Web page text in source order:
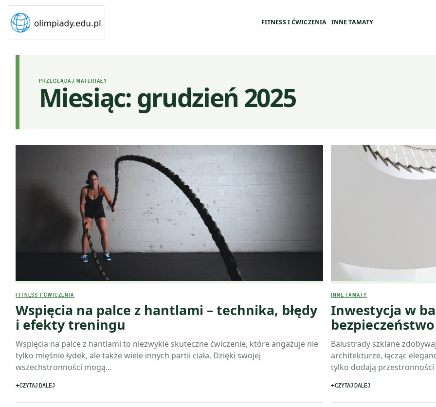
FITNESS I ĆWICZENIA INNE TAMATY
PRZEGLĄDAJ MATERIAŁY
Miesiąc: grudzień 2025
FITNESS I ĆWICZENIA
Wspięcia na palce z hantlami – technika, błędy
i efekty treningu
Wspięcia na palce z hantlami to niezwykle skuteczne ćwiczenie, które angażuje nie
tylko mięśnie łydek, ale także wiele innych partii ciała. Dzięki swojej
wszechstronności mogą…
CZYTAJ DALEJ
INNE TAMATY
Inwestycja w
Balustrady szklane
architekturze, łącząc
tylko dodają
CZYTAJ DALEJ